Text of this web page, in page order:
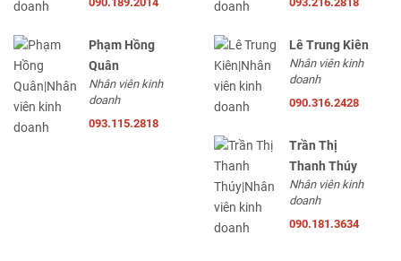
Phạm Hồng
Quân
Nhân viên kinh
doanh
093.115.2818
Lê Trung Kiên
Nhân viên kinh
doanh
090.316.2428
Trần Thị
Thanh Thúy
Nhân viên kinh
doanh
090.181.3634